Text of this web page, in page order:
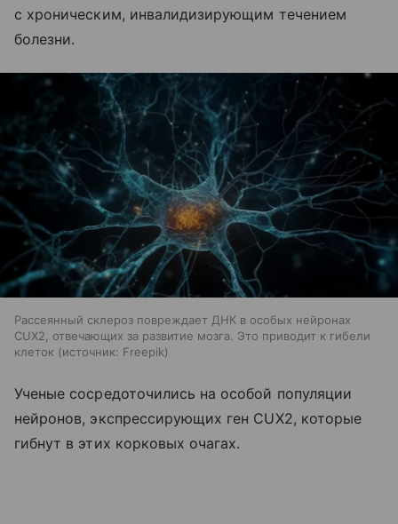
с хроническим, инвалидизирующим течением
болезни.
Рассеянный склероз повреждает ДНК в особых нейронах
CUX2, отвечающих за развитие мозга. Это приводит к гибели
клеток
источник: Freepik
Ученые сосредоточились на особой популяции
нейронов, экспрессирующих ген CUX2, которые
гибнут в этих корковых очагах.